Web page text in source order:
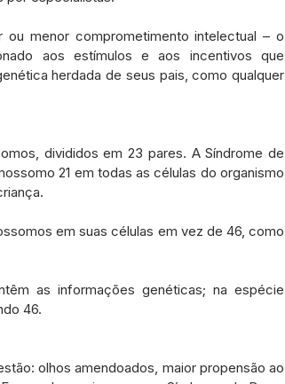
menor comprometimento intelectual – o
aos estímulos e aos incentivos que
herdada de seus pais, como qualquer
divididos em 23 pares. A Síndrome de
21 em todas as células do organismo
em suas células em vez de 46, como
as informações genéticas; na espécie
46.
olhos amendoados, maior propensão ao